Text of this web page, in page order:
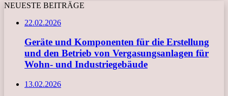
NEUESTE BEITRÄGE
22.02.2026
Geräte und Komponenten für die Erstellung
und den Betrieb von Vergasungsanlagen für
Wohn- und Industriegebäude
13.02.2026